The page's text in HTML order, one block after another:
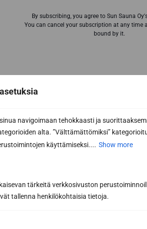
navigoimaan tehokkaasti ja
alta. ”Välttämättömiksi”
käyttämiseksi.... Show more
tärkeitä verkkosivuston
tallenna henkilökohtaisia tietoja.
By subscribing, you agree to Sun Sauna
You can cancel your subscription at any time
bound by it.
Request a quote at
expert